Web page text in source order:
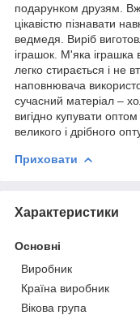
подарунком друзям.
цікавістю пізнавати
ведмедя. Виріб
іграшок. М'яка іграшка
легко стирається і не
наповнювача
сучасний матеріал –
вигідно купувати
великого і дрібного
Приховати
Характеристики
Основні
Виробник
Країна виробник
Вікова група